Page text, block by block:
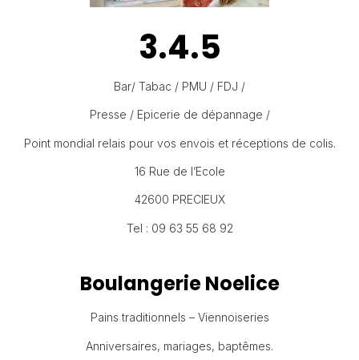
3.4.5
Bar/ Tabac / PMU / FDJ /
Presse / Epicerie de dépannage /
Point mondial relais pour vos envois et réceptions de colis.
16 Rue de l’Ecole
42600 PRECIEUX
Tel : 09 63 55 68 92
Boulangerie Noelice
Pains traditionnels – Viennoiseries
Anniversaires, mariages, baptêmes.